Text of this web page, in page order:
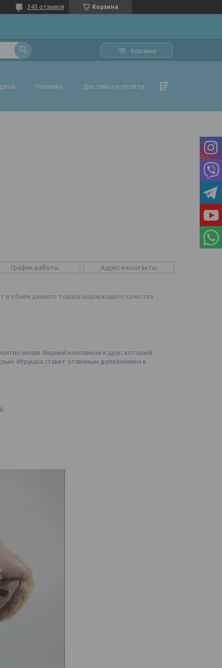
Корзина
340 отзывов
Корзина
Новинки Доставка и оплата
График работы Адрес и контакты
и обмен данного товара надлежащего качества
милая. Верный компаньон и друг, который
Игрушка станет отличным дополнением в